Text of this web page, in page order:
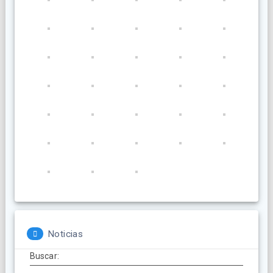
Noticias
Buscar: